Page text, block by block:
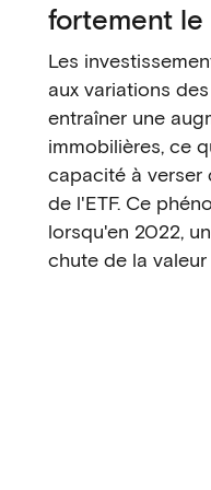
fortement
Les
aux variations
entraîner une
immobilières, ce
capacité à verser
de l'ETF. Ce
lorsqu'en 2022,
chute de la